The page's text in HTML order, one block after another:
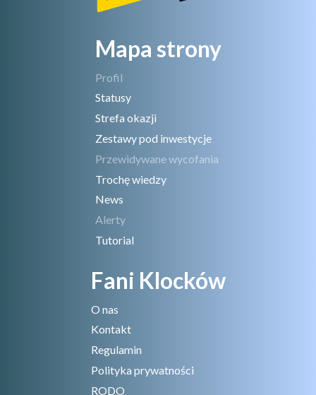
Mapa strony
Profil
Statusy
Strefa okazji
Zestawy pod inwestycje
Przewidywane wycofania
Trochę wiedzy
News
Alerty
Tutorial
Fani Klocków
O nas
Kontakt
Regulamin
Polityka prywatności
RODO